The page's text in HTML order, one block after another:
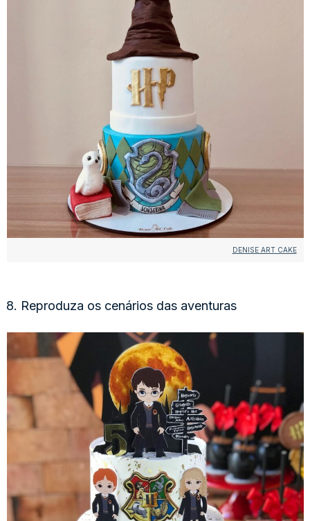
DENISE ART CAKE
8. Reproduza os cenários das aventuras